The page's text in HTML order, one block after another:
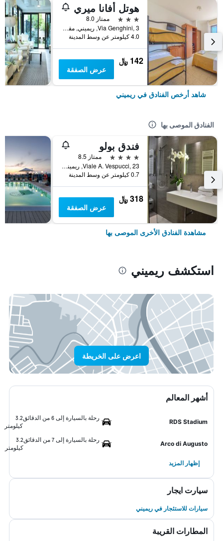
هوتل أفانا ميري
3 نجوم
ممتاز 8.0
Via Genghini, 3, ريميني, مقاطعة ريميني, إيطاليا
4.0 كيلومتر عن وسط المدينة
142 ﷼
عرض الصفقة
شاهد أرخص الفنادق في ريميني
الفنادق الموصى بها
فندق بولو
4 نجوم
ممتاز 8.5
Viale A. Vespucci, 23, ريميني, مقاطعة ريميني, إيطاليا
0.7 كيلومتر عن وسط المدينة
318 ﷼
عرض الصفقة
مشاهدة الفنادق الأخرى الموصى بها
استكشف ريميني
اعرض على الخريطة
أشهر المعالم
RDS Stadium
رحلة بالسيارة إلى 6 من الدقائق
3.2
كيلومتر
Arco di Augusto
رحلة بالسيارة إلى 7 من الدقائق
3.2
كيلومتر
إظهار المزيد
سيارت ايجار
سيارات للاستئجار في ريميني
المطارات القريبة